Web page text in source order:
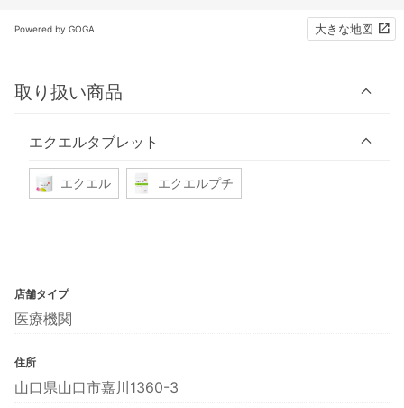
Powered by GOGA 大きな地図
取り扱い商品
エクエルタブレット
エクエル エクエルプチ
店舗タイプ
医療機関
住所
山口県山口市嘉川1360-3